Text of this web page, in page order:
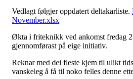
Vedlagt følgjer oppdatert deltakarliste.
November.xlsx
Økta i friteknikk ved ankomst fredag
gjennomførast på eige initiativ.
Reknar med dei fleste kjem til ulikt
vanskeleg å få til noko felles denne